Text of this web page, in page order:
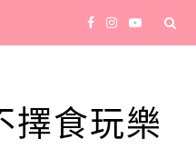
擇食玩樂